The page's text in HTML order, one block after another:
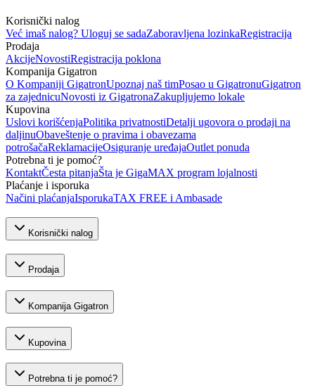
Korisnički nalog
Već imaš nalog? Uloguj se sadaZaboravljena lozinkaRegistracija
Prodaja
AkcijeNovostiRegistracija poklona
Kompanija Gigatron
O Kompaniji GigatronUpoznaj naš timPosao u GigatronuGigatron
za zajednicuNovosti iz GigatronaZakupljujemo lokale
Kupovina
Uslovi korišćenjaPolitika privatnostiDetalji ugovora o prodaji na
daljinuObaveštenje o pravima i obavezama
potrošačaReklamacijeOsiguranje uređajaOutlet ponuda
Potrebna ti je pomoć?
KontaktČesta pitanjaŠta je GigaMAX program lojalnosti
Plaćanje i isporuka
Načini plaćanjaIsporukaTAX FREE i Ambasade
Korisnički nalog
Prodaja
Kompanija Gigatron
Kupovina
Potrebna ti je pomoć?